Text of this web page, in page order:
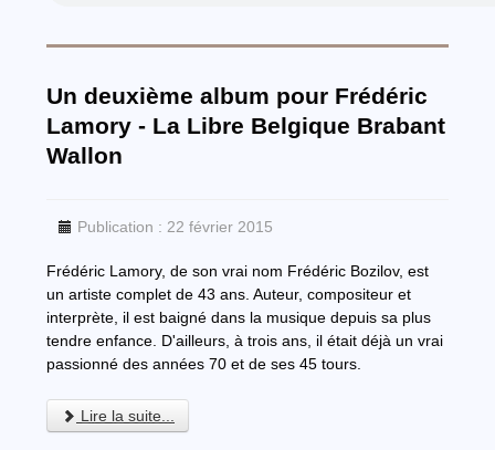
Un deuxième album pour Frédéric
Lamory - La Libre Belgique Brabant
Wallon
Publication : 22 février 2015
Frédéric Lamory, de son vrai nom Frédéric Bozilov, est
un artiste complet de 43 ans. Auteur, compositeur et
interprète, il est baigné dans la musique depuis sa plus
tendre enfance. D'ailleurs, à trois ans, il était déjà un vrai
passionné des années 70 et de ses 45 tours.
Lire la suite...